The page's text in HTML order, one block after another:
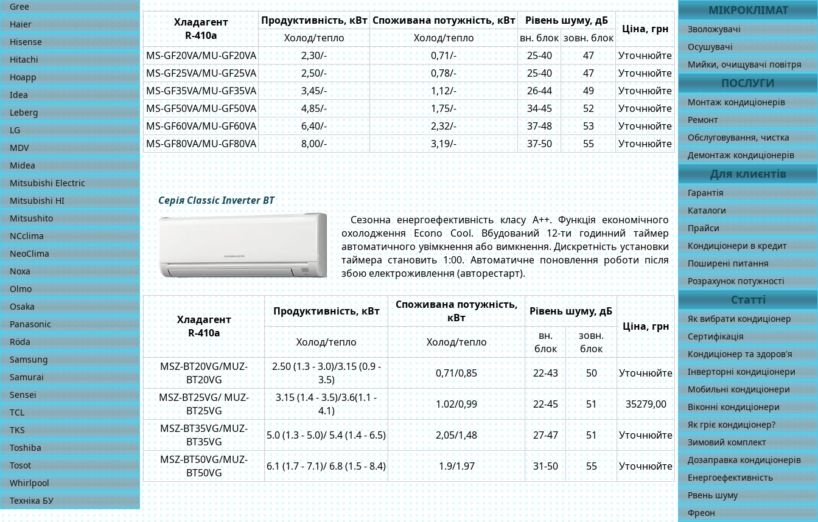
Gree
Haier
Hisense
Hitachi
Hoapp
Idea
Leberg
LG
MDV
Midea
Mitsubishi Electric
Mitsubishi HI
Mitsushito
NCclima
NeoСlima
Noxa
Olmo
Osaka
Panasonic
Röda
Samsung
Samurai
Sensei
TCL
TKS
Toshiba
Tosot
Whirlpool
Техніка БУ
Хладагент
R-410a
Продуктивність, кВт Споживана потужність, кВт Рівень шуму, дБ
Ціна, грн
Холод/тепло Холод/тепло вн. блок зовн. блок
MS-GF20VA/MU-GF20VA
2,30/- 0,71/- 25-40 47
Уточнюйте
MS-GF25VA/MU-GF25VA
2,50/- 0,78/- 25-40 47
Уточнюйте
MS-GF35VA/MU-GF35VA
3,45/- 1,12/- 26-44 49
Уточнюйте
MS-GF50VA/MU-GF50VA
4,85/- 1,75/- 34-45 52
Уточнюйте
MS-GF60VA/MU-GF60VA
6,40/- 2,32/- 37-48 53
Уточнюйте
MS-GF80VA/MU-GF80VA
8,00/- 3,19/- 37-50 55 Уточнюйте
Серія Classic Inverter BT
Сезонна енергоефективність класу А++. Функція економічного
охолодження Econo Cool. Вбудований 12-ти годинний таймер
автоматичного увімкнення або вимкнення. Дискретність установки
таймера становить 1:00. Автоматичне поновлення роботи після
збою електроживлення (авторестарт).
Хладагент
R-410a
Продуктивність, кВт
Споживана потужність,
кВт
Рівень шуму, дБ
Ціна, грн
Холод/тепло
Холод/тепло
вн.
блок
зовн.
блок
MSZ-BT20VG/MUZ-
BT20VG
2.50 (1.3 - 3.0)/3.15 (0.9 -
3.5)
0,71/0,85 22-43 50
Уточнюйте
MSZ-BT25VG/ MUZ-
BT25VG
3.15 (1.4 - 3.5)/3.6(1.1 -
4.1)
1.02/0,99 22-45 51
35279,00
MSZ-BT35VG/MUZ-
BT35VG
5.0 (1.3 - 5.0)/ 5.4 (1.4 - 6.5) 2,05/1,48 27-47 51
Уточнюйте
MSZ-BT50VG/MUZ-
BT50VG
6.1 (1.7 - 7.1)/ 6.8 (1.5 - 8.4) 1.9/1.97 31-50 55 Уточнюйте
МІКРОКЛІМАТ
Зволожувачі
Осушувачі
Мийки, очищувачі повітря
ПОСЛУГИ
Монтаж кондиціонерів
Ремонт
Обслуговування, чистка
Демонтаж кондиціонерів
Для клиєнтів
Гарантія
Каталоги
Прайси
Кондиціонери в кредит
Поширені питання
Розрахунок потужності
Статті
Як вибрати кондиціонер
Сертифікація
Кондиціонер та здоров'я
Інверторні кондиціонери
Мобильні кондиціонери
Віконні кондиціонери
Як гріє кондиціонер?
Зимовий комплект
Дозаправка кондиціонерів
Енергоефективність
Рвень шуму
Фреон